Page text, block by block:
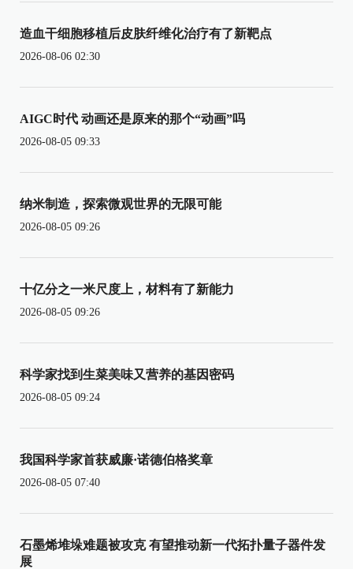
造血干细胞移植后皮肤纤维化治疗有了新靶点
2026-08-06 02:30
AIGC时代 动画还是原来的那个“动画”吗
2026-08-05 09:33
纳米制造，探索微观世界的无限可能
2026-08-05 09:26
十亿分之一米尺度上，材料有了新能力
2026-08-05 09:26
科学家找到生菜美味又营养的基因密码
2026-08-05 09:24
我国科学家首获威廉·诺德伯格奖章
2026-08-05 07:40
石墨烯堆垛难题被攻克 有望推动新一代拓扑量子器件发
展